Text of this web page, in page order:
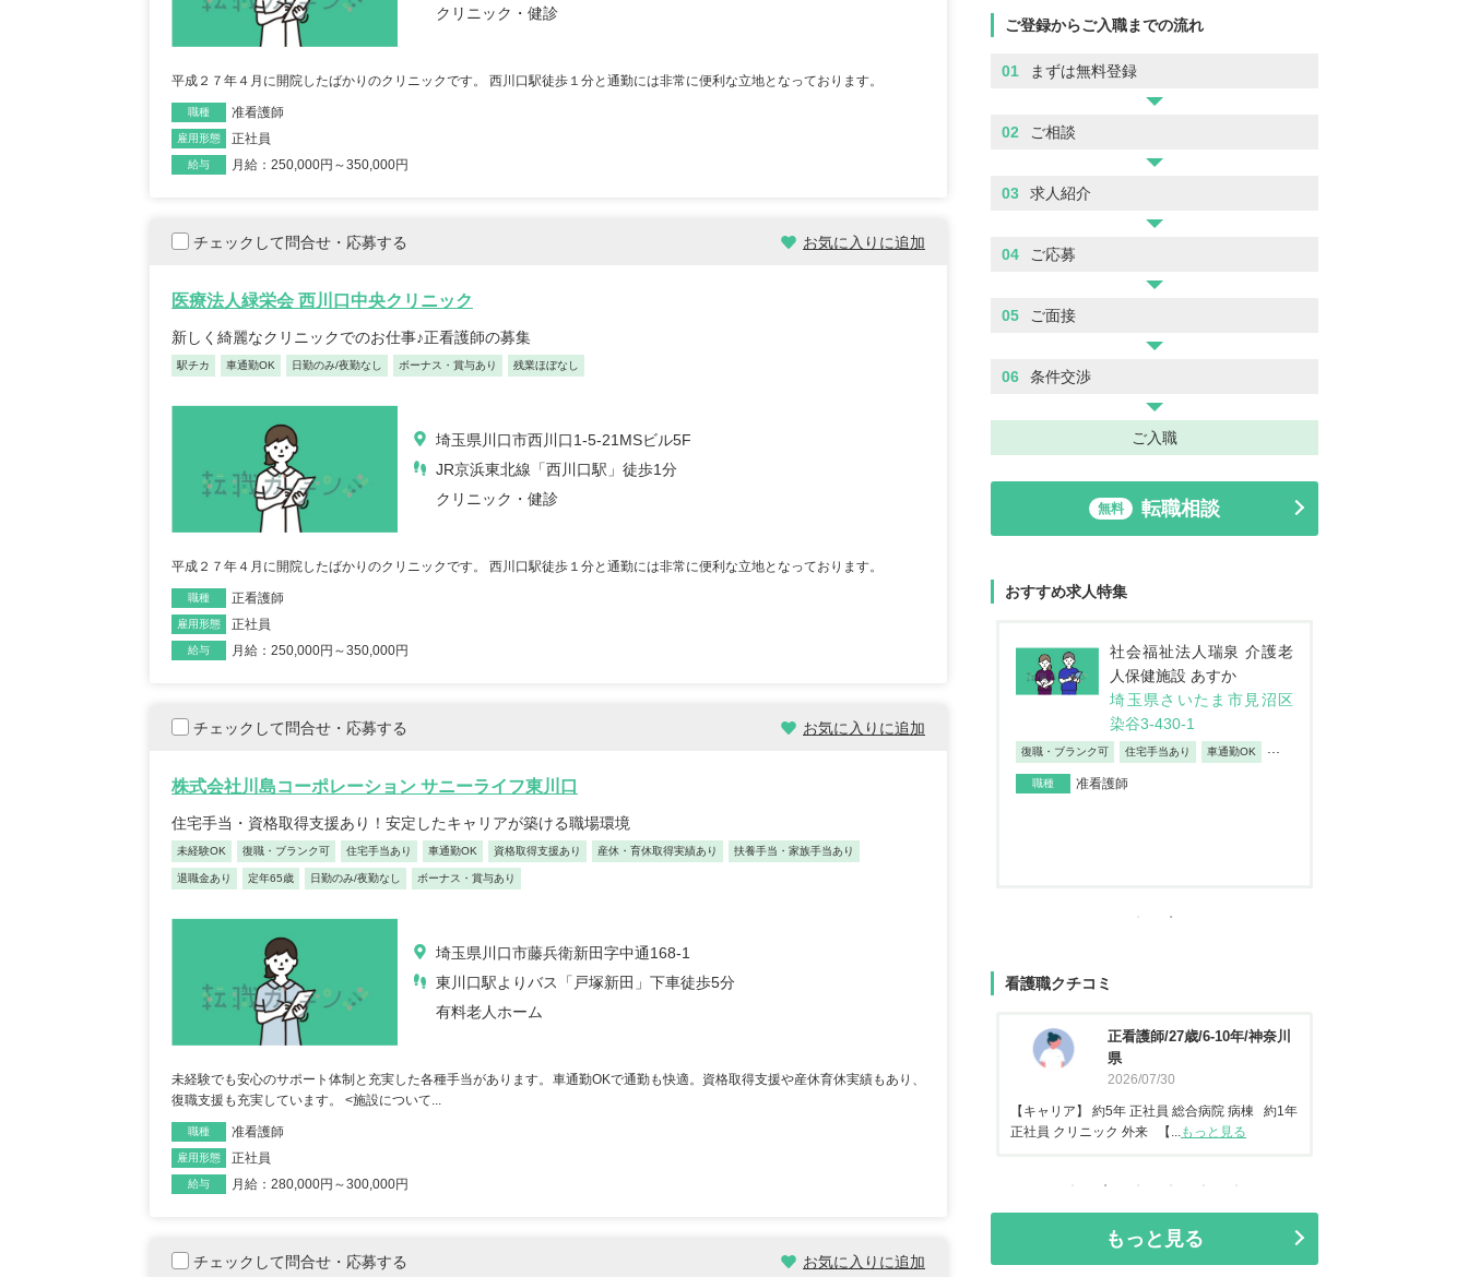
クリニック・健診
平成２７年４月に開院したばかりのクリニックです。 西川口駅徒歩１分と通勤には非常に便利な立地となっております。
職種 准看護師
雇用形態 正社員
給与 月給：250,000円～350,000円
チェックして問合せ・応募する お気に入りに追加
医療法人緑栄会 西川口中央クリニック
新しく綺麗なクリニックでのお仕事♪正看護師の募集
駅チカ 車通勤OK 日勤のみ/夜勤なし ボーナス・賞与あり 残業ほぼなし
埼玉県川口市西川口1-5-21MSビル5F
JR京浜東北線「西川口駅」徒歩1分
クリニック・健診
平成２７年４月に開院したばかりのクリニックです。 西川口駅徒歩１分と通勤には非常に便利な立地となっております。
職種 正看護師
雇用形態 正社員
給与 月給：250,000円～350,000円
チェックして問合せ・応募する お気に入りに追加
株式会社川島コーポレーション サニーライフ東川口
住宅手当・資格取得支援あり！安定したキャリアが築ける職場環境
未経験OK 復職・ブランク可 住宅手当あり 車通勤OK 資格取得支援あり 産休・育休取得実績あり 扶養手当・家族手当あり
退職金あり 定年65歳 日勤のみ/夜勤なし ボーナス・賞与あり
埼玉県川口市藤兵衛新田字中通168-1
東川口駅よりバス「戸塚新田」下車徒歩5分
有料老人ホーム
未経験でも安心のサポート体制と充実した各種手当があります。車通勤OKで通勤も快適。資格取得支援や産休育休実績もあり、
復職支援も充実しています。 <施設について...
職種 准看護師
雇用形態 正社員
給与 月給：280,000円～300,000円
チェックして問合せ・応募する お気に入りに追加
ご登録からご入職までの流れ
01 まずは無料登録
02 ご相談
03 求人紹介
04 ご応募
05 ご面接
06 条件交渉
ご入職
無料 転職相談
おすすめ求人特集
社会福祉法人瑞泉 介護老
染谷3-430-1
産休・育休取得実績あり
...
給与 月給：237,100円～
職種 正看護師
染谷3-430-1
医療法人社団 武蔵野会
介護老人保健施設 グリー
ンビレッジ朝霞台
埼玉県朝霞市大字宮戸3番
地
車通勤OK 産休・育休取得実績あり
...
看護職クチコミ
正看護師/39歳/16-20年/東京
2025/10/20
【キャリア】 約7年 正社員 総合病院 病棟 約6年
ブランク 約1年 パート デイサー... もっと見る
2022/09/25
【キャリア】 4年 正職員 大学病院 外科、救急外
2026/07/30
看護師/29歳/6-10年/神奈川県
2026/06/23
常勤 地域包括ケア病棟 【転...もっと見る
もっと見る